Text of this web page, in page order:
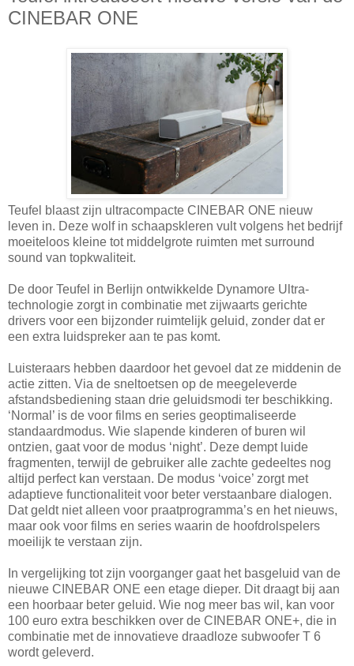
CINEBAR ONE
Teufel blaast zijn ultracompacte CINEBAR ONE nieuw
leven in. Deze wolf in schaapskleren vult volgens het bedrijf
moeiteloos kleine tot middelgrote ruimten met surround
sound van topkwaliteit.
De door Teufel in Berlijn ontwikkelde Dynamore Ultra-
technologie zorgt in combinatie met zijwaarts gerichte
drivers voor een bijzonder ruimtelijk geluid, zonder dat er
een extra luidspreker aan te pas komt.
Luisteraars hebben daardoor het gevoel dat ze middenin de
actie zitten. Via de sneltoetsen op de meegeleverde
afstandsbediening staan drie geluidsmodi ter beschikking.
‘Normal’ is de voor films en series geoptimaliseerde
standaardmodus. Wie slapende kinderen of buren wil
ontzien, gaat voor de modus ‘night’. Deze dempt luide
fragmenten, terwijl de gebruiker alle zachte gedeeltes nog
altijd perfect kan verstaan. De modus ‘voice’ zorgt met
adaptieve functionaliteit voor beter verstaanbare dialogen.
Dat geldt niet alleen voor praatprogramma’s en het nieuws,
maar ook voor films en series waarin de hoofdrolspelers
moeilijk te verstaan zijn.
In vergelijking tot zijn voorganger gaat het basgeluid van de
nieuwe CINEBAR ONE een etage dieper. Dit draagt bij aan
een hoorbaar beter geluid. Wie nog meer bas wil, kan voor
100 euro extra beschikken over de CINEBAR ONE+, die in
combinatie met de innovatieve draadloze subwoofer T 6
wordt geleverd.